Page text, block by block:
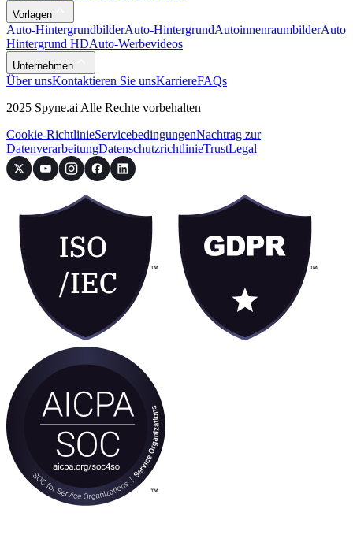
Vorlagen
Auto-HintergrundbilderAuto-HintergrundAutoinnenraumbilderAuto
Hintergrund HDAuto-Werbevideos
Unternehmen
Über unsKontaktieren Sie unsKarriereFAQs
2025 Spyne.ai Alle Rechte vorbehalten
Cookie-RichtlinieServicebedingungenNachtrag zur
DatenverarbeitungDatenschutzrichtlinieTrustLegal